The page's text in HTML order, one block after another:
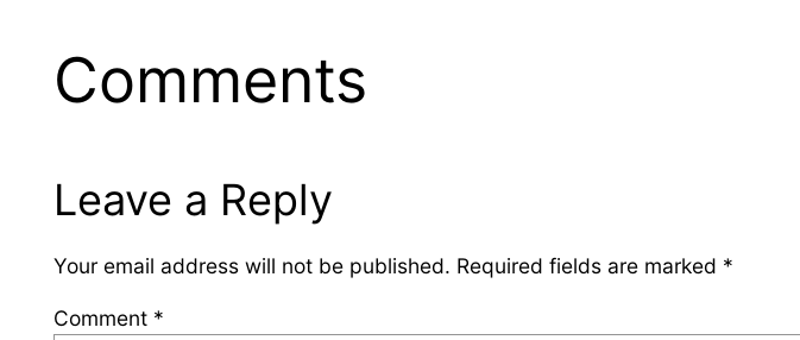
Comments
Leave a Reply
Your email address will not be published. Required fields are marked *
Comment *